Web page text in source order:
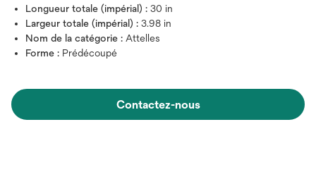
Longueur totale (impérial) : 30 in
Largeur totale (impérial) : 3.98 in
Nom de la catégorie : Attelles
Forme : Prédécoupé
Contactez-nous